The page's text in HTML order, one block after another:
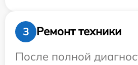
3
Ремонт техники
После полной